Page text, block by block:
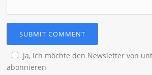
Ja, ich möchte den Newsletter von
abonnieren